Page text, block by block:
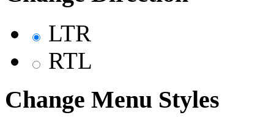
LTR
RTL
Change Menu Styles